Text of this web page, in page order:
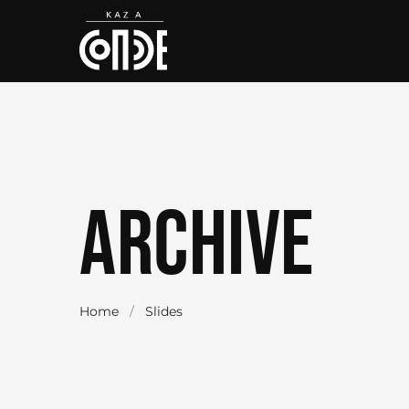
Archive
Home / Slides